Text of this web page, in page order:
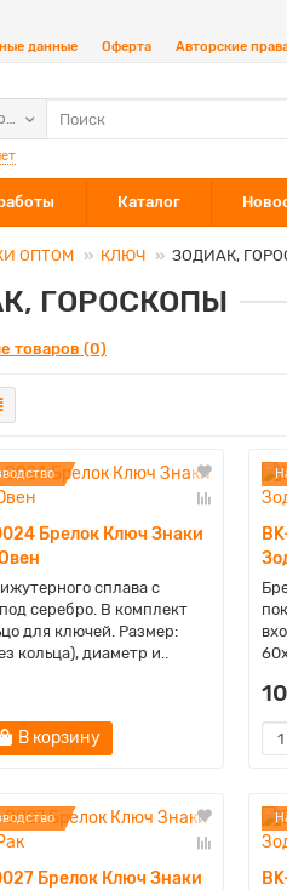
данные Оферта Авторские
Каталог
ОПТОМ КЛЮЧ ЗОДИАК,
ГОРОСКОПЫ
товаров (0)
Брелок Ключ Знаки
сплава с
серебро. В комплект
для ключей. Размер:
кольца), диаметр и..
В корзину
Брелок Ключ Знаки